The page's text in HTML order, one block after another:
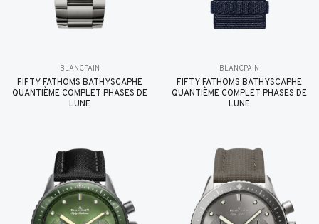
BLANCPAIN
FIFTY FATHOMS BATHYSCAPHE
QUANTIÈME COMPLET PHASES DE
LUNE
BLANCPAIN
FIFTY FATHOMS BATHYSCAPHE
QUANTIÈME COMPLET PHASES DE
LUNE